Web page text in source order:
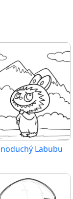
Labubu